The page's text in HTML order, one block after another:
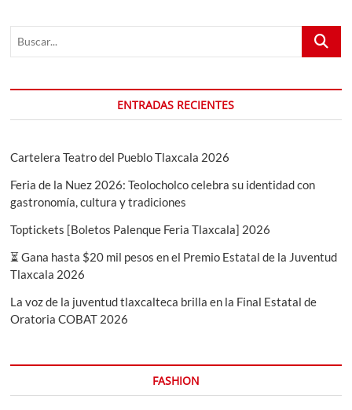
Buscar...
ENTRADAS RECIENTES
Cartelera Teatro del Pueblo Tlaxcala 2026
Feria de la Nuez 2026: Teolocholco celebra su identidad con
gastronomía, cultura y tradiciones
Toptickets [Boletos Palenque Feria Tlaxcala] 2026
⏳ Gana hasta $20 mil pesos en el Premio Estatal de la Juventud
Tlaxcala 2026
La voz de la juventud tlaxcalteca brilla en la Final Estatal de
Oratoria COBAT 2026
FASHION